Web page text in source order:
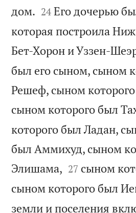
дом. 

24 Его дочерью
которая построила
Бет-Хорон и Уззен-
был его сыном, сыном
Решеф, сыном
сыном которого был
которого был Ладан,
был Аммихуд, сыном
Элишама, 

27 сыном
сыном которого был
земли и поселения